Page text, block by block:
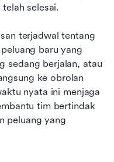
selesai.
terjadwal tentang
baru yang
sedang berjalan, atau
ke obrolan
nyata ini menjaga
tim bertindak
peluang yang